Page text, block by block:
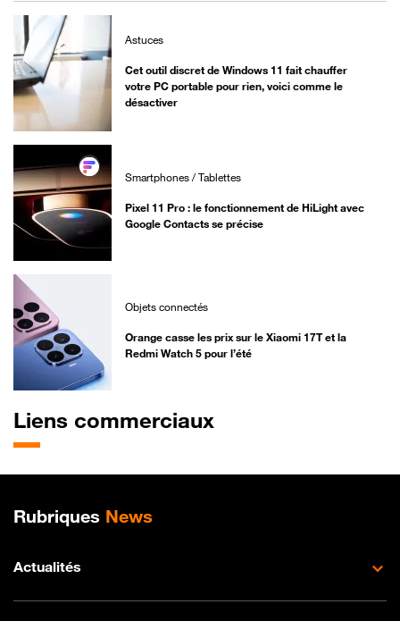
Astuces
Cet outil discret de Windows 11 fait chauffer
votre PC portable pour rien, voici comme le
désactiver
Smartphones / Tablettes
Pixel 11 Pro : le fonctionnement de HiLight avec
Google Contacts se précise
Objets connectés
Orange casse les prix sur le Xiaomi 17T et la
Redmi Watch 5 pour l’été
Liens commerciaux
Plan de site
Rubriques News
Actualités